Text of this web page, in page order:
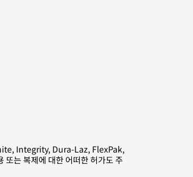
Integrity, Dura-Laz, FlexPak,
는 복제에 대한 어떠한 허가도 주